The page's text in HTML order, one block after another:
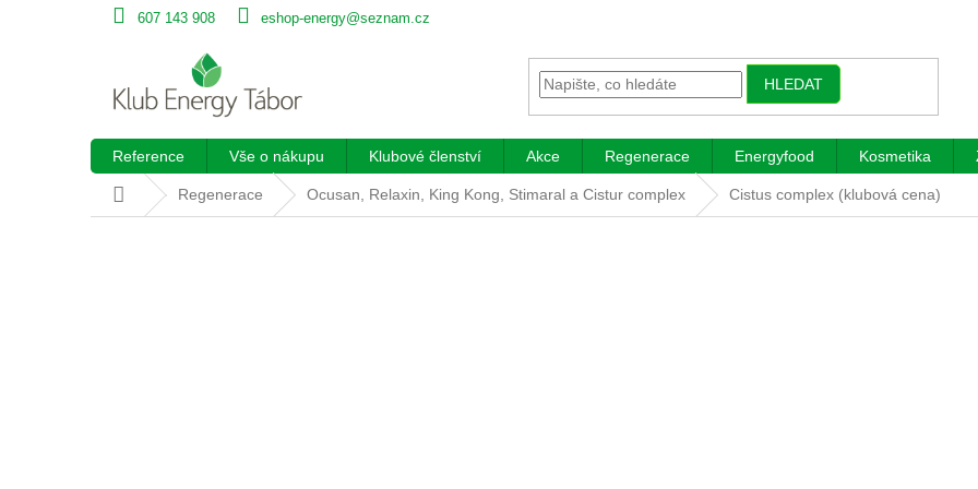
607 143 908 eshop-energy@seznam.cz
HLEDAT
Reference Vše o nákupu Klubové členství Akce Regenerace Energyfood Kosmetika
Domů Regenerace Ocusan, Relaxin, King Kong, Stimaral a Cistur complex Cistus complex (klubová cena)